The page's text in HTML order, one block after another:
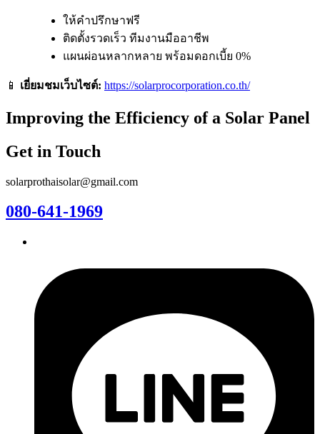
ให้คำปรึกษาฟรี
ติดตั้งรวดเร็ว ทีมงานมืออาชีพ
แผนผ่อนหลากหลาย พร้อมดอกเบี้ย 0%
📱 เยี่ยมชมเว็บไซต์: https://solarprocorporation.co.th/
Improving the Efficiency of a Solar Panel
Get in Touch
solarprothaisolar@gmail.com
080-641-1969